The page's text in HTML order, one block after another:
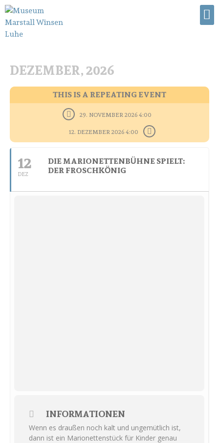
DEZEMBER, 2026
THIS IS A REPEATING EVENT
29. NOVEMBER 2026 4:00
12. DEZEMBER 2026 4:00
12
DEZ
DIE MARIONETTENBÜHNE SPIELT:
DER FROSCHKÖNIG
INFORMATIONEN
Wenn es draußen noch kalt und ungemütlich ist,
dann ist ein Marionettenstück für Kinder genau